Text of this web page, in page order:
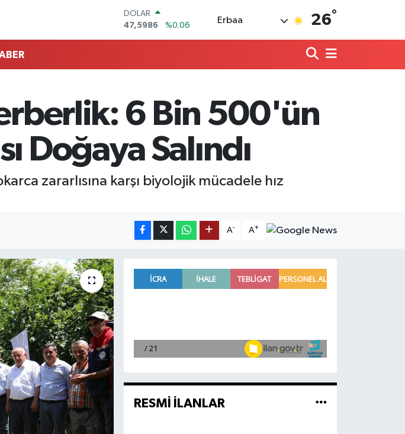
DOLAR
47,5986
%0.06
BİST100
13.768
%48
64.602,05
%0.69
Erbaa 26°
6 Bin 500'ün
Doğaya Salındı
zararlısına karşı biyolojik mücadele hız
A- A+
RESMİ İLANLAR